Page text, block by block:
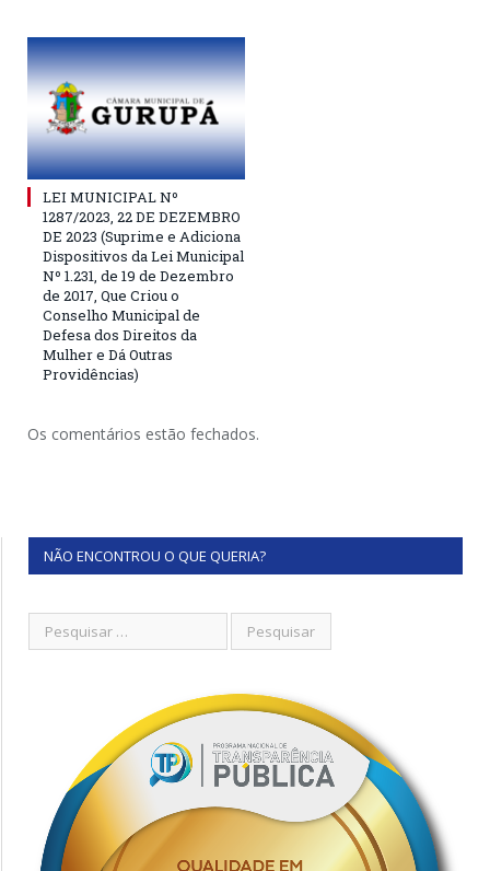
LEI MUNICIPAL Nº
1287/2023, 22 DE DEZEMBRO
DE 2023 (Suprime e Adiciona
Dispositivos da Lei Municipal
Nº 1.231, de 19 de Dezembro
de 2017, Que Criou o
Conselho Municipal de
Defesa dos Direitos da
Mulher e Dá Outras
Providências)
Os comentários estão fechados.
NÃO ENCONTROU O QUE QUERIA?